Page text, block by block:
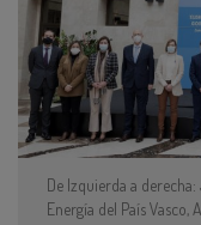
De Izquierda a
Energía del País Vasco,